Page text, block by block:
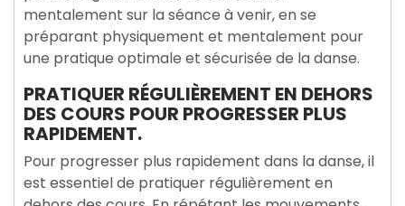
mentalement sur la séance à venir, en se
préparant physiquement et mentalement pour
une pratique optimale et sécurisée de la danse.
PRATIQUER RÉGULIÈREMENT EN DEHORS
DES COURS POUR PROGRESSER PLUS
RAPIDEMENT.
Pour progresser plus rapidement dans la danse, il
est essentiel de pratiquer régulièrement en